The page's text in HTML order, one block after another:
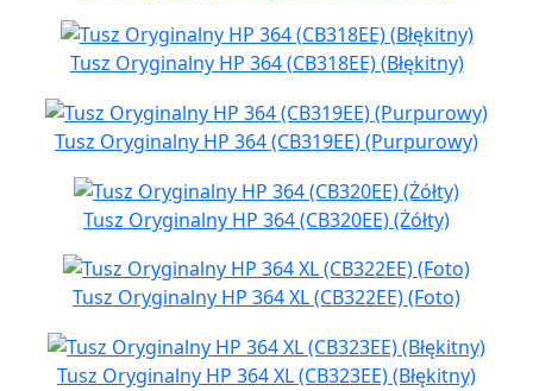
Tusz Oryginalny HP 364 (CB318EE) (Błękitny)
Tusz Oryginalny HP 364 (CB319EE) (Purpurowy)
Tusz Oryginalny HP 364 (CB320EE) (Żółty)
Tusz Oryginalny HP 364 XL (CB322EE) (Foto)
Tusz Oryginalny HP 364 XL (CB323EE) (Błękitny)